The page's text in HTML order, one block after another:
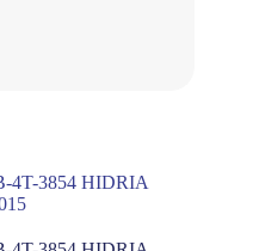
4T-3854 HIDRIA